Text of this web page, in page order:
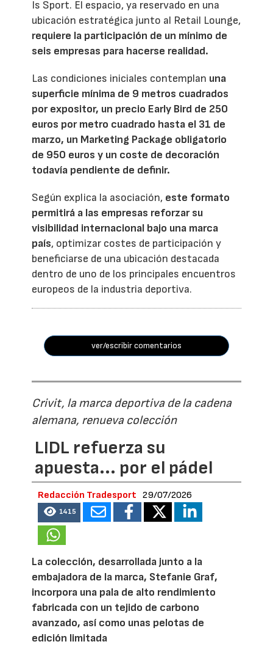
Is Sport. El espacio, ya reservado en una
ubicación estratégica junto al Retail Lounge,
requiere la participación de un mínimo de
seis empresas para hacerse realidad.
Las condiciones iniciales contemplan una
superficie mínima de 9 metros cuadrados
por expositor, un precio Early Bird de 250
euros por metro cuadrado hasta el 31 de
marzo, un Marketing Package obligatorio
de 950 euros y un coste de decoración
todavía pendiente de definir.
Según explica la asociación, este formato
permitirá a las empresas reforzar su
visibilidad internacional bajo una marca
país, optimizar costes de participación y
beneficiarse de una ubicación destacada
dentro de uno de los principales encuentros
europeos de la industria deportiva.
ver/escribir comentarios
Crivit, la marca deportiva de la cadena
alemana, renueva colección
LIDL refuerza su
apuesta... por el pádel
Redacción Tradesport 29/07/2026
1415
La colección, desarrollada junto a la
embajadora de la marca, Stefanie Graf,
incorpora una pala de alto rendimiento
fabricada con un tejido de carbono
avanzado, así como unas pelotas de
edición limitada